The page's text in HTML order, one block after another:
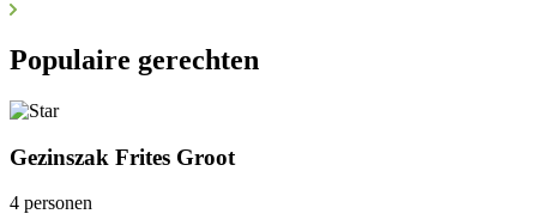
Populaire gerechten
Gezinszak Frites Groot
4 personen